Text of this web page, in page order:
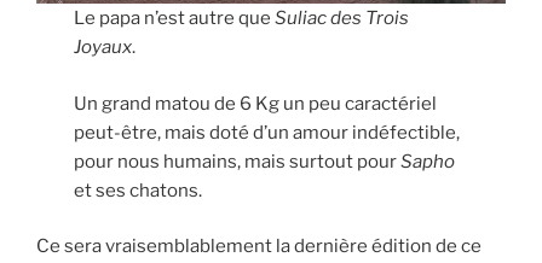
Le papa n’est autre queSuliac des Trois
Joyaux.
Un grand matou de 6 Kg un peu caractériel
peut-être, mais doté d’un amour indéfectible,
pour nous humains, mais surtout pourSapho
et ses chatons.
Ce sera vraisemblablement la dernière édition de ce